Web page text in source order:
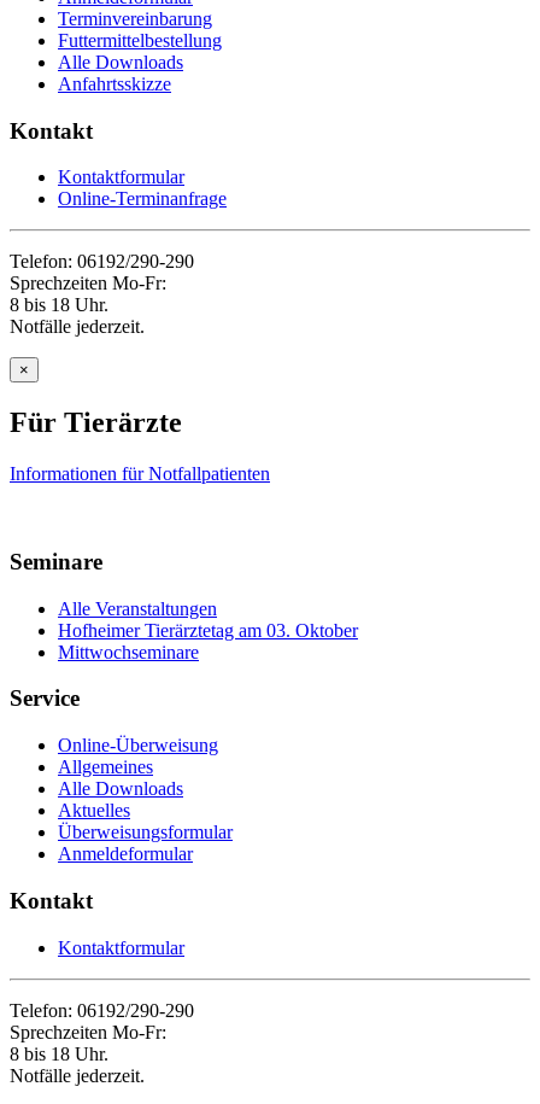
Terminvereinbarung
Futtermittelbestellung
Alle Downloads
Anfahrtsskizze
Kontakt
Kontaktformular
Online-Terminanfrage
Telefon: 06192/290-290
Sprechzeiten Mo-Fr:
8 bis 18 Uhr.
Notfälle jederzeit.
×
Für Tierärzte
Informationen für Notfallpatienten
Seminare
Alle Veranstaltungen
Hofheimer Tierärztetag am 03. Oktober
Mittwochseminare
Service
Online-Überweisung
Allgemeines
Alle Downloads
Aktuelles
Überweisungsformular
Anmeldeformular
Kontakt
Kontaktformular
Telefon: 06192/290-290
Sprechzeiten Mo-Fr:
8 bis 18 Uhr.
Notfälle jederzeit.